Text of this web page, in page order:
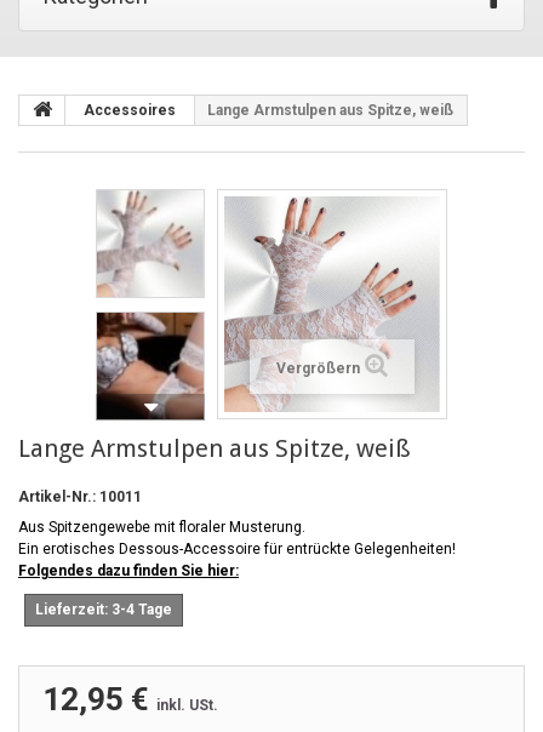
Accessoires Lange Armstulpen aus Spitze, weiß
Vergrößern
Lange Armstulpen aus Spitze, weiß
Artikel-Nr.: 10011
Aus Spitzengewebe mit floraler Musterung.
Ein erotisches Dessous-Accessoire für entrückte Gelegenheiten!
Folgendes dazu finden Sie hier:
Lieferzeit: 3-4 Tage
12,95 € inkl. USt.